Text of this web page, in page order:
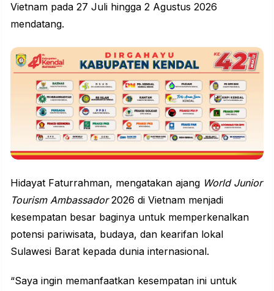
Vietnam pada 27 Juli hingga 2 Agustus 2026
mendatang.
Hidayat Faturrahman, mengatakan ajang World Junior
Tourism Ambassador2026 di Vietnam menjadi
kesempatan besar baginya untuk memperkenalkan
potensi pariwisata, budaya, dan kearifan lokal
Sulawesi Barat kepada dunia internasional.
“Saya ingin memanfaatkan kesempatan ini untuk